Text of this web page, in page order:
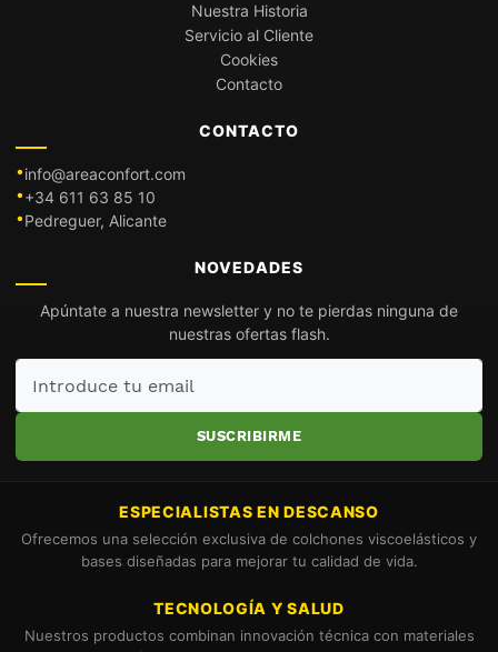
Nuestra Historia
Servicio al Cliente
Cookies
Contacto
CONTACTO
info@areaconfort.com
+34 611 63 85 10
Pedreguer, Alicante
NOVEDADES
Apúntate a nuestra newsletter y no te pierdas ninguna de
nuestras ofertas flash.
Introduce
email
SUSCRIBIRME
ESPECIALISTAS EN DESCANSO
Ofrecemos una selección exclusiva de colchones viscoelásticos y
bases diseñadas para mejorar tu calidad de vida.
TECNOLOGÍA Y SALUD
Nuestros productos combinan innovación técnica con materiales